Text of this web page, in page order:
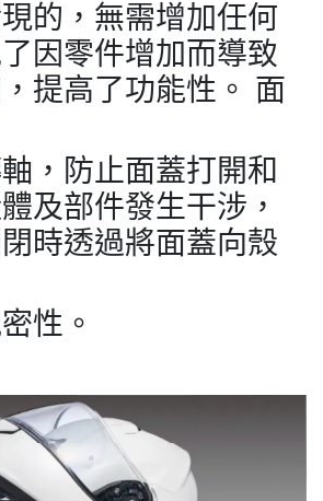
的，無需增加任何
因零件增加而導致
提高了功能性。 面
，防止面蓋打開和
及部件發生干涉，
時透過將面蓋向殼
性。